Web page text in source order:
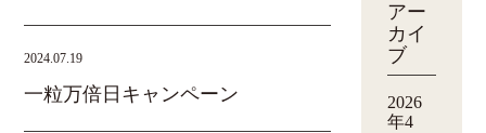
2024.07.19
一粒万倍日キャンペーン
アー
カイ
ブ
2026
年4